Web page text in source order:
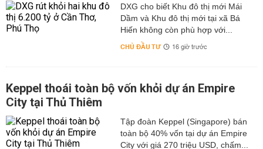
DXG cho biết Khu đô thị mới Mái
Dầm và Khu đô thị mới tại xã Bá
Hiến không còn phù hợp với...
CHỦ ĐẦU TƯ 16 giờ trước
Keppel thoái toàn bộ vốn khỏi dự án Empire
City tại Thủ Thiêm
Tập đoàn Keppel (Singapore) bán
toàn bộ 40% vốn tại dự án Empire
City với giá 270 triệu USD, chấm...